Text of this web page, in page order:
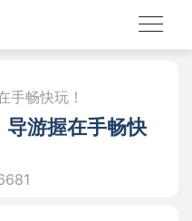
手畅快玩！
游握在手畅快